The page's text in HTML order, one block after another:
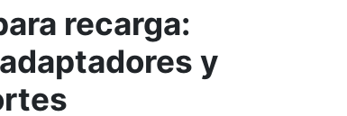
recarga:
y